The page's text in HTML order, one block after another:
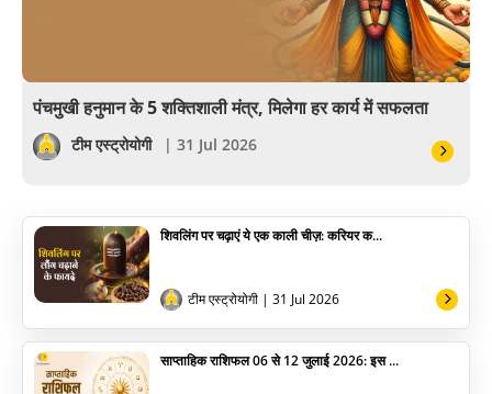
वास्तु
सेलिब्रिटी
योग
अन्य
पंचमुखी हनुमान के 5 शक्तिशाली मंत्र, मिलेगा हर कार्य में सफलता
टीम एस्ट्रोयोगी | 31 Jul 2026
शिवलिंग पर चढ़ाएं ये एक काली चीज़: करियर क...
टीम एस्ट्रोयोगी | 31 Jul 2026
साप्ताहिक राशिफल 06 से 12 जुलाई 2026: इस ...